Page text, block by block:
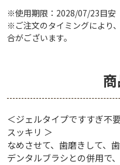
※使用期限：2028/07/23目安
※ご注文のタイミングにより
合がございます。
＜ジェルタイプですすぎ不
スッキリ ＞
なめさせて、歯磨きして、
デンタルブラシとの併用で